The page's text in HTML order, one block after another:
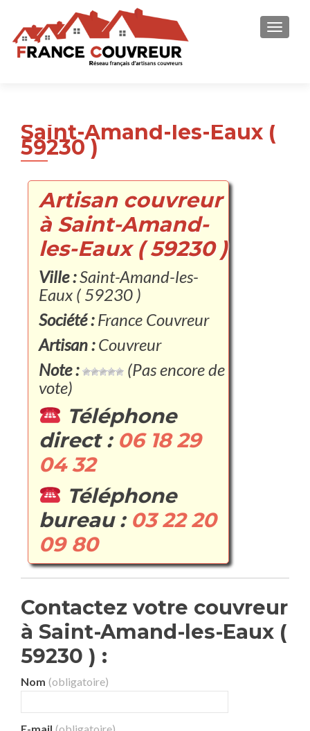
Saint-Amand-les-Eaux (
59230 )
Artisan couvreur
à Saint-Amand-
les-Eaux ( 59230 )
Ville :Saint-Amand-les-
Eaux ( 59230 )
Société :France Couvreur
Artisan :Couvreur
Note :
(Pas encore de
vote)
Téléphone
direct : 06 18 29
04 32
Téléphone
bureau : 03 22 20
09 80
Contactez votre couvreur
à Saint-Amand-les-Eaux (
59230 ) :
Nom (obligatoire)